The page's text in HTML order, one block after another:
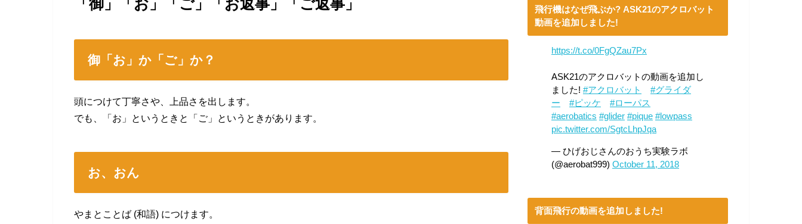
「御」「お」「ご」「お返事」「ご返事」
御「お」か「ご」か？
頭につけて丁寧さや、上品さを出します。
でも、「お」というときと「ご」というときがあります。
お、おん
やまとことば (和語) につけます。
飛行機はなぜ飛ぶか? ASK21のアクロバット
動画を追加しました!
https://t.co/0FgQZau7Px
ASK21のアクロバットの動画を追加し
ました! #アクロバット
#グライダ
ー
#ピッケ
#ローパス
#aerobatics #glider #pique #lowpass
pic.twitter.com/SgtcLhpJqa
— ひげおじさんのおうち実験ラボ
(@aerobat999) October 11, 2018
背面飛行の動画を追加しました!